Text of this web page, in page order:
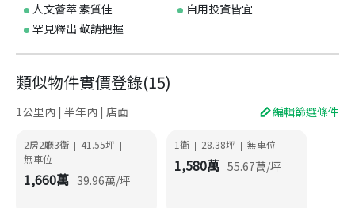
人文薈萃 素質佳
自用投資皆宜
罕見釋出 敬請把握
類似物件實價登錄(15)
1公里內 | 半年內 | 店面 編輯篩選條件
2房2廳3衛 | 41.55坪 |
無車位
1,660萬 39.96萬/坪
1衛 | 28.38坪 | 無車位
1,580萬 55.67萬/坪